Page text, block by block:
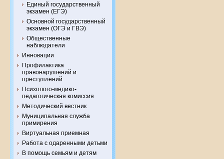
Единый государственный
экзамен (ЕГЭ)
Основной государственный
экзамен (ОГЭ и ГВЭ)
Общественные
наблюдатели
Инновации
Профилактика
правонарушений и
преступлений
Психолого-медико-
педагогическая комиссия
Методический вестник
Муниципальная служба
примирения
Виртуальная приемная
Работа с одаренными детьми
В помощь семьям и детям